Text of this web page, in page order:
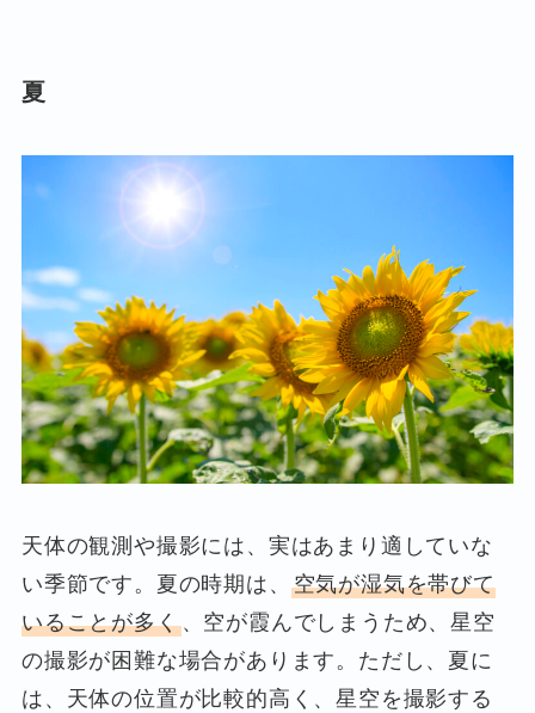
夏
天体の観測や撮影には、実はあまり適していな
い季節です。夏の時期は、 空気が湿気を帯びて
いることが多く、空が霞んでしまうため、星空
の撮影が困難な場合があります。ただし、夏に
は、天体の位置が比較的高く、星空を撮影する